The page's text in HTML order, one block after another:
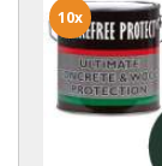
10x